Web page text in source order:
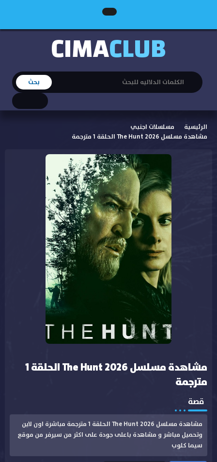
CIMACLUB
الرئيسية
مسلسلات اجنبي
مشاهدة مسلسل The Hunt 2026 الحلقة 1 مترجمة
مشاهدة مسلسل The Hunt 2026 الحلقة 1
مترجمة
قصة
مشاهدة مسلسل The Hunt 2026 الحلقة 1 مترجمة مباشرة اون لاين
وتحميل مباشر و مشاهدة باعلى جودة على اكثر من سيرفر من موقع
سيما كلوب